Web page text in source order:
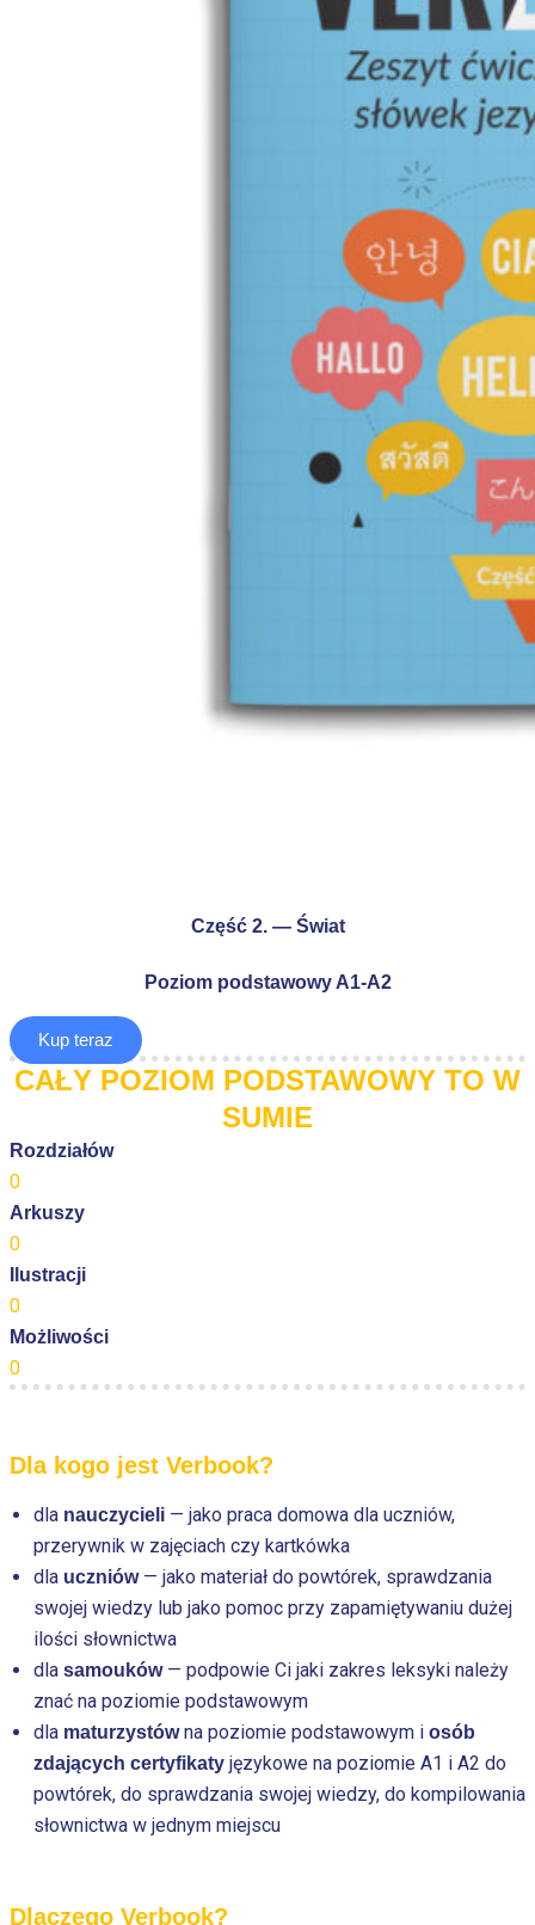
Część 2. — Świat
Poziom podstawowy A1-A2
Kup teraz
CAŁY POZIOM PODSTAWOWY TO W
SUMIE
Rozdziałów
0
Arkuszy
0
Ilustracji
0
Możliwości
0
Dla kogo jest Verbook?
dla nauczycieli — jako praca domowa dla uczniów,
przerywnik w zajęciach czy kartkówka
dla uczniów — jako materiał do powtórek, sprawdzania
swojej wiedzy lub jako pomoc przy zapamiętywaniu dużej
ilości słownictwa
dla samouków— podpowie Ci jaki zakres leksyki należy
znać na poziomie podstawowym
dla maturzystówna poziomie podstawowym i osób
zdających certyfikaty językowe na poziomie A1 i A2 do
powtórek, do sprawdzania swojej wiedzy, do kompilowania
słownictwa w jednym miejscu
Dlaczego Verbook?